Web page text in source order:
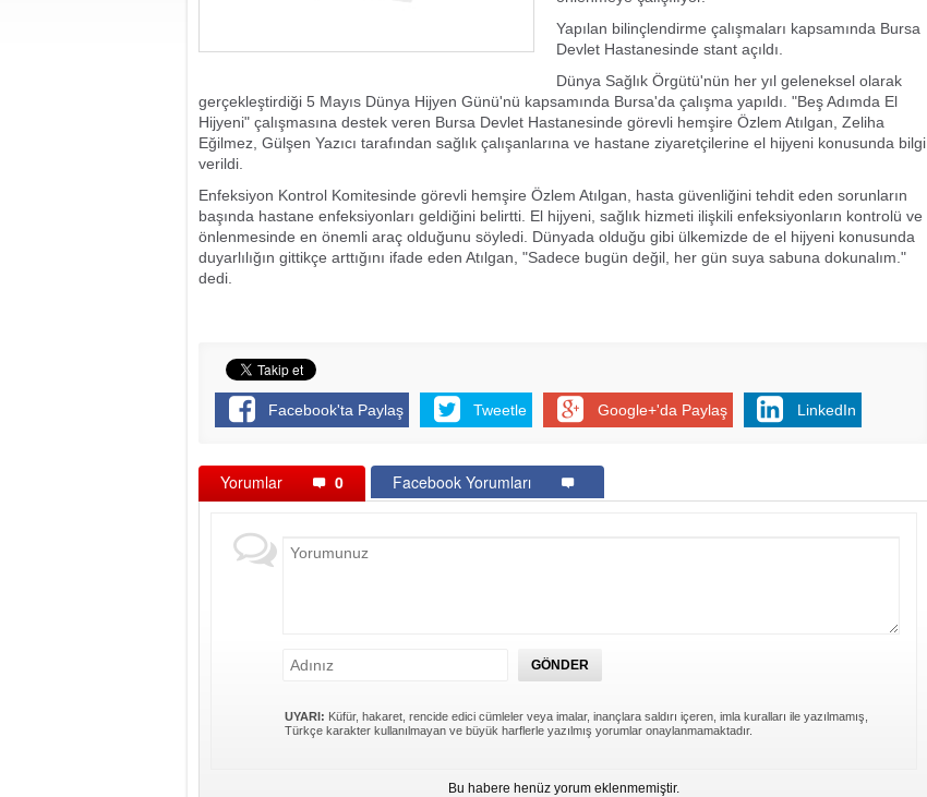
Yapılan bilinçlendirme çalışmaları kapsamında Bursa
Devlet Hastanesinde stant açıldı.
Dünya Sağlık Örgütü'nün her yıl geleneksel olarak
gerçekleştirdiği 5 Mayıs Dünya Hijyen Günü'nü kapsamında Bursa'da çalışma yapıldı. "Beş Adımda El
Hijyeni" çalışmasına destek veren Bursa Devlet Hastanesinde görevli hemşire Özlem Atılgan, Zeliha
Eğilmez, Gülşen Yazıcı tarafından sağlık çalışanlarına ve hastane ziyaretçilerine el hijyeni konusunda bilgi
verildi.
Enfeksiyon Kontrol Komitesinde görevli hemşire Özlem Atılgan, hasta güvenliğini tehdit eden sorunların
başında hastane enfeksiyonları geldiğini belirtti. El hijyeni, sağlık hizmeti ilişkili enfeksiyonların kontrolü ve
önlenmesinde en önemli araç olduğunu söyledi. Dünyada olduğu gibi ülkemizde de el hijyeni konusunda
duyarlılığın gittikçe arttığını ifade eden Atılgan, "Sadece bugün değil, her gün suya sabuna dokunalım."
dedi.
Facebook'ta Paylaş Tweetle Google+'da Paylaş LinkedIn
Yorumlar 0 Facebook Yorumları
UYARI: Küfür, hakaret, rencide edici cümleler veya imalar, inançlara saldırı içeren, imla kuralları ile yazılmamış,
Türkçe karakter kullanılmayan ve büyük harflerle yazılmış yorumlar onaylanmamaktadır.
Bu habere henüz yorum eklenmemiştir.